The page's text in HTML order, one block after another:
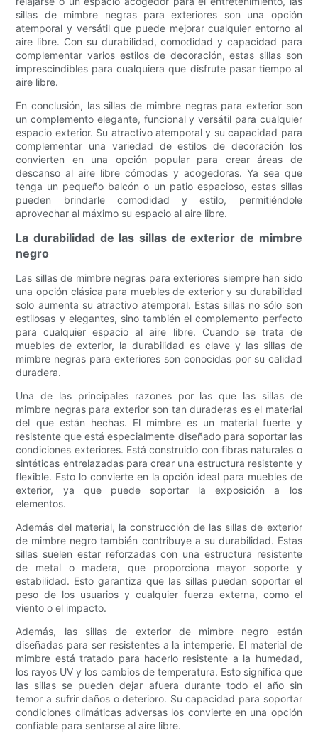
sillas de mimbre negras para exteriores son una opción
atemporal y versátil que puede mejorar cualquier entorno al
aire libre. Con su durabilidad, comodidad y capacidad para
complementar varios estilos de decoración, estas sillas son
imprescindibles para cualquiera que disfrute pasar tiempo al
aire libre.
En conclusión, las sillas de mimbre negras para exterior son
un complemento elegante, funcional y versátil para cualquier
espacio exterior. Su atractivo atemporal y su capacidad para
complementar una variedad de estilos de decoración los
convierten en una opción popular para crear áreas de
descanso al aire libre cómodas y acogedoras. Ya sea que
tenga un pequeño balcón o un patio espacioso, estas sillas
pueden brindarle comodidad y estilo, permitiéndole
aprovechar al máximo su espacio al aire libre.
La durabilidad de las sillas de exterior de mimbre
negro
Las sillas de mimbre negras para exteriores siempre han sido
una opción clásica para muebles de exterior y su durabilidad
solo aumenta su atractivo atemporal. Estas sillas no sólo son
estilosas y elegantes, sino también el complemento perfecto
para cualquier espacio al aire libre. Cuando se trata de
muebles de exterior, la durabilidad es clave y las sillas de
mimbre negras para exteriores son conocidas por su calidad
duradera.
Una de las principales razones por las que las sillas de
mimbre negras para exterior son tan duraderas es el material
del que están hechas. El mimbre es un material fuerte y
resistente que está especialmente diseñado para soportar las
condiciones exteriores. Está construido con fibras naturales o
sintéticas entrelazadas para crear una estructura resistente y
flexible. Esto lo convierte en la opción ideal para muebles de
exterior, ya que puede soportar la exposición a los
elementos.
Además del material, la construcción de las sillas de exterior
de mimbre negro también contribuye a su durabilidad. Estas
sillas suelen estar reforzadas con una estructura resistente
de metal o madera, que proporciona mayor soporte y
estabilidad. Esto garantiza que las sillas puedan soportar el
peso de los usuarios y cualquier fuerza externa, como el
viento o el impacto.
Además, las sillas de exterior de mimbre negro están
diseñadas para ser resistentes a la intemperie. El material de
mimbre está tratado para hacerlo resistente a la humedad,
los rayos UV y los cambios de temperatura. Esto significa que
las sillas se pueden dejar afuera durante todo el año sin
temor a sufrir daños o deterioro. Su capacidad para soportar
condiciones climáticas adversas los convierte en una opción
confiable para sentarse al aire libre.